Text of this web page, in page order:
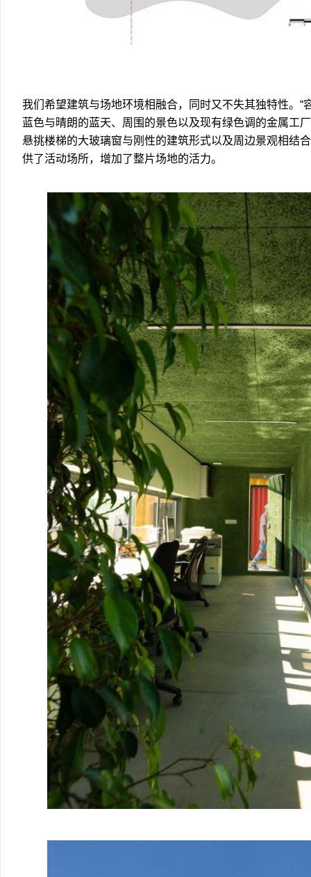
我们希望建筑与场地环境相融合，同时又不失其独特性。“
蓝色与晴朗的蓝天、周围的景色以及现有绿色调的金属工
悬挑楼梯的大玻璃窗与刚性的建筑形式以及周边景观相结
供了活动场所，增加了整片场地的活力。